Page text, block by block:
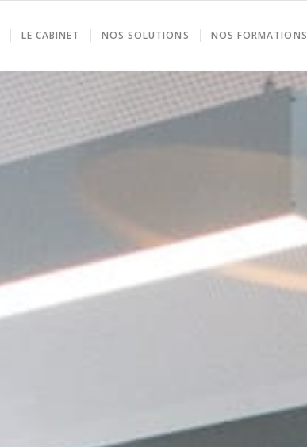
LE CABINET NOS SOLUTIONS NOS FORMATIONS